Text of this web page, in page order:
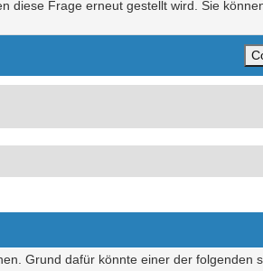
Frage erneut gestellt wird. Sie
Grund dafür könnte einer der folgenden